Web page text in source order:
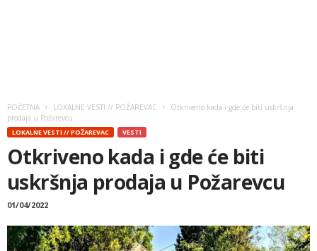
POČETNA LOKALNE VESTI // POŽAREVAC
Otkriveno kada i gde će biti uskršnja
prodaja u Požarevcu
LOKALNE VESTI // POŽAREVAC VESTI
Otkriveno kada i gde će biti
uskršnja prodaja u Požarevcu
01/04/2022